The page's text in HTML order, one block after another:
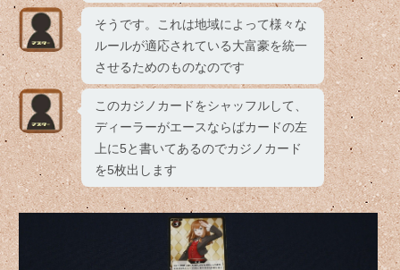
そうです。これは地域によって様々な
ルールが適応されている大富豪を統一
させるためのものなのです
このカジノカードをシャッフルして、
ディーラーがエースならばカードの左
上に5と書いてあるのでカジノカード
を5枚出します